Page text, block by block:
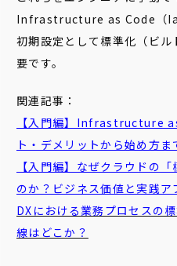
Infrastructure as Code（
初期設定として標準化（ビ
要です。
関連記事：
【入門編】Infrastructure
ト・デメリットから始め方ま
【入門編】なぜクラウドの
のか？ビジネス価値と実践ア
DXにおける業務プロセスの
線はどこか？